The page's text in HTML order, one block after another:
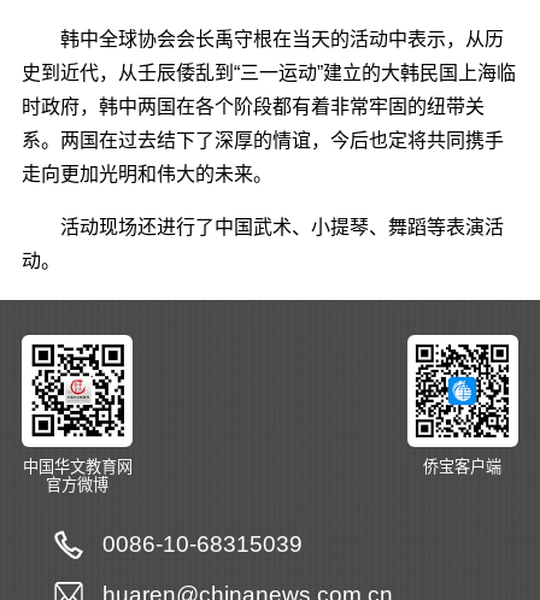
韩中全球协会会长禹守根在当天的活动中表示，从历
史到近代，从壬辰倭乱到“三一运动”建立的大韩民国上海临
时政府，韩中两国在各个阶段都有着非常牢固的纽带关
系。两国在过去结下了深厚的情谊，今后也定将共同携手
走向更加光明和伟大的未来。
活动现场还进行了中国武术、小提琴、舞蹈等表演活
动。
中国华文教育网
官方微博
侨宝客户端
0086-10-68315039
huaren@chinanews.com.cn